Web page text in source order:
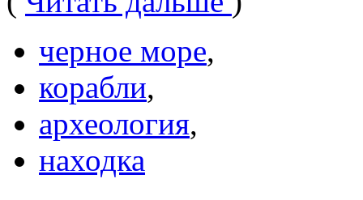
черное море,
корабли,
археология,
находка